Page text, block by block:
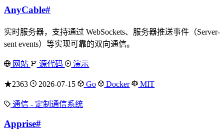
AnyCable#
实时服务器，支持通过 WebSockets、服务器推送事件（Server-
sent events）等实现可靠的双向通信。
网站 源代码 演示
★2363 2026-07-15 Go Docker MIT
通信 - 定制通信系统
Apprise#